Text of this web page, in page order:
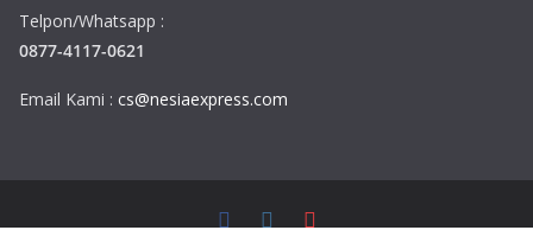
Telpon/Whatsapp :
0877-4117-0621
Email Kami : cs@nesiaexpress.com